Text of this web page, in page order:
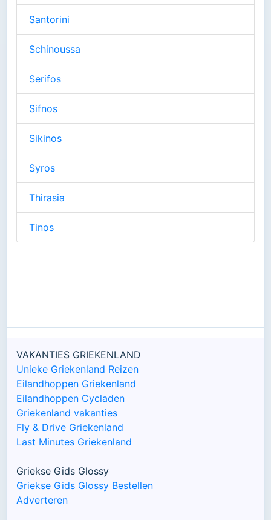
Santorini
Schinoussa
Serifos
Sifnos
Sikinos
Syros
Thirasia
Tinos
VAKANTIES GRIEKENLAND
Unieke Griekenland Reizen
Eilandhoppen Griekenland
Eilandhoppen Cycladen
Griekenland vakanties
Fly & Drive Griekenland
Last Minutes Griekenland
Griekse Gids Glossy
Griekse Gids Glossy Bestellen
Adverteren